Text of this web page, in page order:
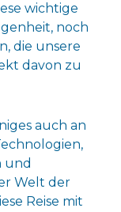
wichtige
noch
die unsere
davon zu
auch an
und
Welt der
Reise mit